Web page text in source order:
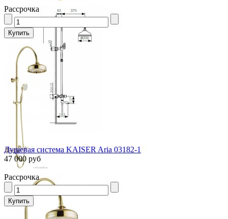
Рассрочка
Душевая система KAISER Aria 03182-1
47 000 руб
Рассрочка